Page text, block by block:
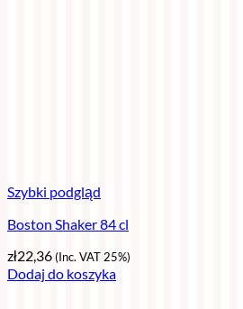
Szybki podgląd
Boston Shaker 84 cl
zł22,36(Inc. VAT 25%)
Dodaj do koszyka